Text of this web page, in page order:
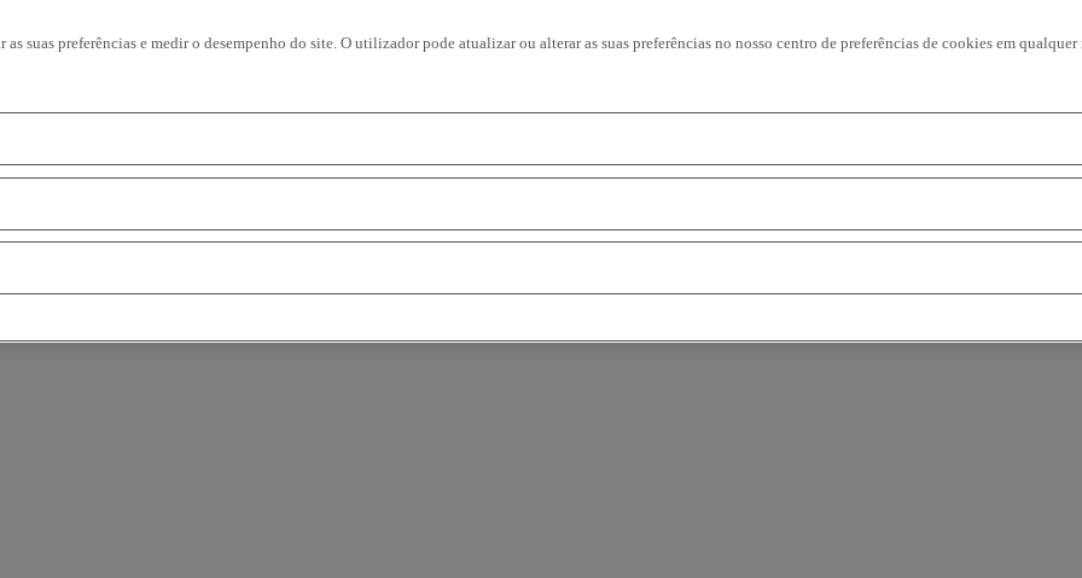
suas preferências e medir o desempenho do site. O utilizador pode atualizar ou alterar as suas preferências no nosso centro de preferências de cookies em